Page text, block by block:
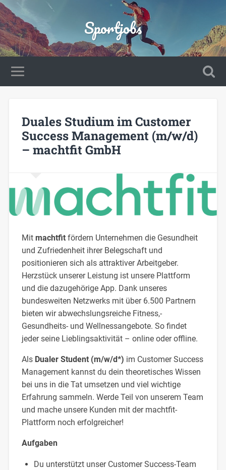
Sportjobs
Duales Studium im Customer
Success Management (m/w/d)
– machtfit GmbH
Mit machtfitfördern Unternehmen die Gesundheit
und Zufriedenheit ihrer Belegschaft und
positionieren sich als attraktiver Arbeitgeber.
Herzstück unserer Leistung ist unsere Plattform
und die dazugehörige App. Dank unseres
bundesweiten Netzwerks mit über 6.500 Partnern
bieten wir abwechslungsreiche Fitness,-
Gesundheits- und Wellnessangebote. So findet
jeder seine Lieblingsaktivität – online oder offline.
Als Dualer Student (m/w/d*) im Customer Success
Management kannst du dein theoretisches Wissen
bei uns in die Tat umsetzen und viel wichtige
Erfahrung sammeln. Werde Teil von unserem Team
und mache unsere Kunden mit der machtfit-
Plattform noch erfolgreicher!
Aufgaben
Du unterstützt unser Customer Success-Team